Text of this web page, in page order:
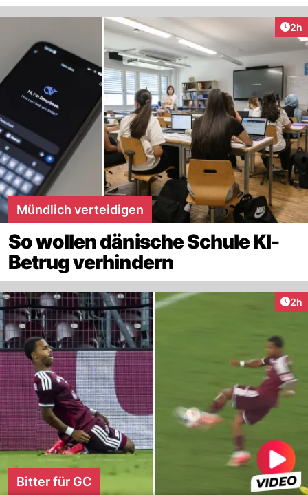
2h
Mündlich verteidigen
So wollen dänische Schule KI-
Betrug verhindern
2h
Bitter für GC